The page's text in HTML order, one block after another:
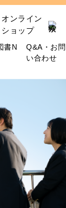
オンライン
ショップ
書N
Q&A・お問
い合わせ